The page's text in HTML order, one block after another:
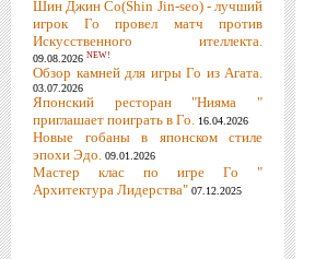
Шин Джин Со(Shin Jin-seo) - лучший
игрок Го провел матч против
Искусственного ителлекта.
09.08.2026 NEW!
Обзор камней для игры Го из Агата.
03.07.2026
Японский ресторан "Нияма "
приглашает поиграть в Го. 16.04.2026
Новые гобаны в японском стиле
эпохи Эдо. 09.01.2026
Мастер клас по игре Го "
Архитектура Лидерства" 07.12.2025